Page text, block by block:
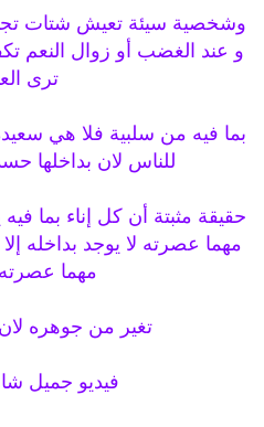
وشخصية سيئة تعيش شتات
و عند الغضب أو زوال النعم
ترى
بما فيه من سلبية فلا هي
للناس لان بداخلها
حقيقة مثبتة أن كل إناء بما
مهما عصرته لا يوجد بداخله
مهما عصرته
تغير من جوهره
فيديو جميل